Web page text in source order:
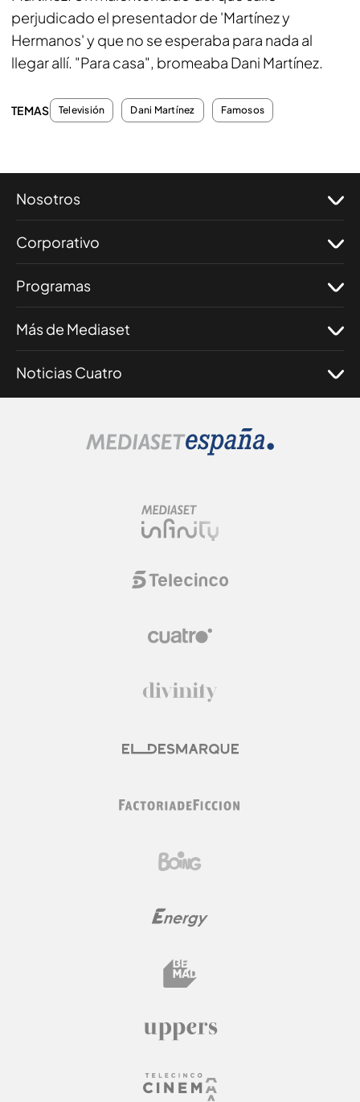
perjudicado el presentador de 'Martínez y
Hermanos' y que no se esperaba para nada al
llegar allí. "Para casa", bromeaba Dani Martínez.
TEMAS Televisión Dani Martínez Famosos
Nosotros
Corporativo
Programas
Más de Mediaset
Noticias Cuatro